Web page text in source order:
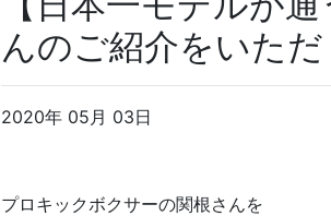
んのご紹介をいただ
2020年 05月 03日
プロキックボクサーの関根さんを